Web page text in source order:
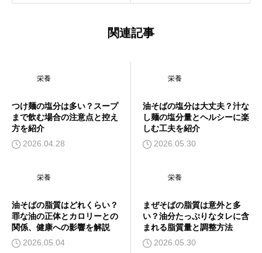
関連記事
栄養
つけ麺の塩分は多い？スープ
まで飲む場合の注意点と控え
方を紹介
2026.04.28
栄養
油そばの塩分は大丈夫？汁な
し麺の塩分量とヘルシーに楽
しむ工夫を紹介
2026.05.30
栄養
油そばの脂質はどれくらい？
罪な油の正体とカロリーとの
関係、健康への影響を解説
2026.05.04
栄養
まぜそばの脂質は意外と多
い？油分たっぷりなタレに含
まれる脂質量と調整方法
2026.05.30